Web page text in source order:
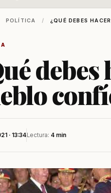
POLÍTICA / ¿QUÉ DEBES
debes
· 13:34Lectura: 4 min